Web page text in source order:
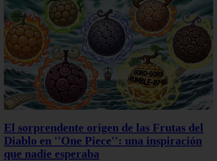
El sorprendente origen de las Frutas del
Diablo en ''One Piece'': una inspiración
que nadie esperaba